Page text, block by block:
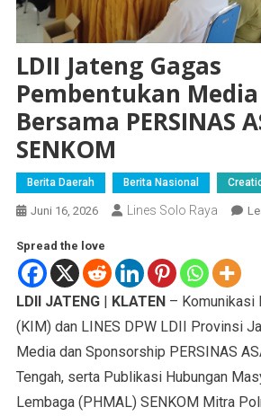
LDII Jateng Gagas
Pembentukan
Bersama PERSINAS
SENKOM
Berita Daerah Berita Nasional
Juni 16, 2026 Lines Solo Raya
Spread the love
LDII JATENG| KLATEN– Komunikasi
(KIM) dan LINES DPW LDII Provinsi
Media dan Sponsorship PERSINAS
Tengah, serta Publikasi Hubungan
Lembaga (PHMAL) SENKOM Mitra